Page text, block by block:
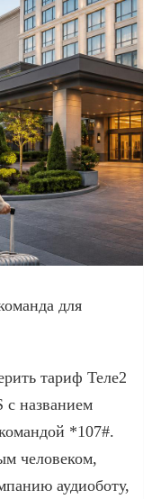
для
тариф Теле2
с названием
*107#.
человеком,
аудиоботу,